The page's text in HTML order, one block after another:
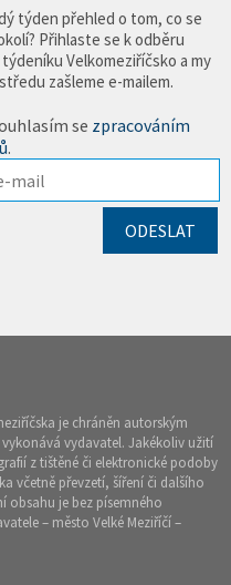
týden přehled o tom, co se
Přihlaste se k odběru
Velkomeziříčsko a my
zašleme e-mailem.
se zpracováním
.
je chráněn autorským
vydavatel. Jakékoliv užití
z tištěné či elektronické podoby
včetně převzetí, šíření či dalšího
obsahu je bez písemného
– město Velké Meziříčí –